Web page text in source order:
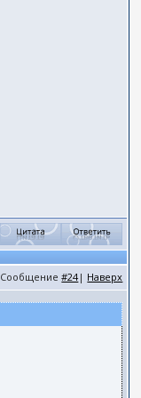
Сообщение#24| Наверх